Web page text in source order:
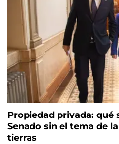
Propiedad privada: qué
Senado sin el tema de
tierras